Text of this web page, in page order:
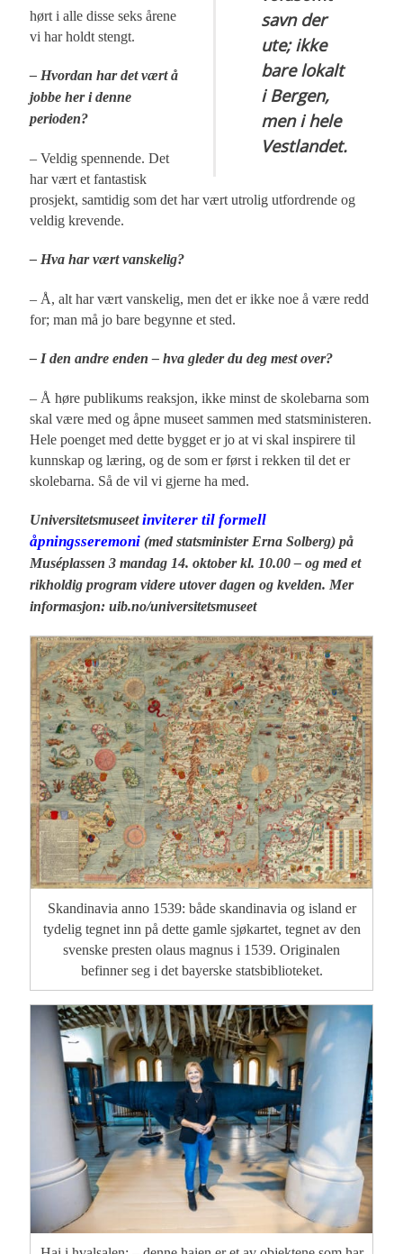
savn der
ute; ikke
bare lokalt
i Bergen,
men i hele
Vestlandet.
hørt i alle disse seks årene
vi har holdt stengt.
– Hvordan har det vært å
jobbe her i denne
perioden?
– Veldig spennende. Det
har vært et fantastisk
prosjekt, samtidig som det har vært utrolig utfordrende og
veldig krevende.
– Hva har vært vanskelig?
– Å, alt har vært vanskelig, men det er ikke noe å være redd
for; man må jo bare begynne et sted.
– I den andre enden – hva gleder du deg mest over?
– Å høre publikums reaksjon, ikke minst de skolebarna som
skal være med og åpne museet sammen med statsministeren.
Hele poenget med dette bygget er jo at vi skal inspirere til
kunnskap og læring, og de som er først i rekken til det er
skolebarna. Så de vil vi gjerne ha med.
Universitetsmuseetinviterer til formell
åpningsseremoni (med statsminister Erna Solberg) på
Muséplassen 3 mandag 14. oktober kl. 10.00 – og med et
rikholdig program videre utover dagen og kvelden. Mer
informasjon: uib.no/universitetsmuseet
Skandinavia anno 1539: både skandinavia og island er
tydelig tegnet inn på dette gamle sjøkartet, tegnet av den
svenske presten olaus magnus i 1539. Originalen
befinner seg i det bayerske statsbiblioteket.